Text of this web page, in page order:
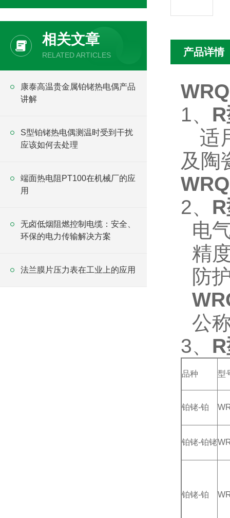
相关文章
RELATED ARTICLES
康泰高温贵金属铂铑热电偶产品
讲解
S型铂铑热电偶测温时受到干扰
应该如何去处理
端面热电阻PT100在机械厂的应
用
无卤低烟阻燃控制电缆：安全、
环保的电力传输解决方案
法兰膜片压力表在工业上的应用
产品详情
1、
适
及陶
2、
电
精
防
公
3、
品种 型
铂铑-铂
铂铑-铂铑
铂铑-铂